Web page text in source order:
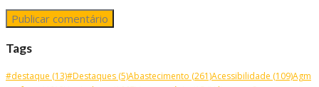
Tags
#destaque (13)#Destaques (5)Abastecimento (261)Acessibilidade (109)Agm